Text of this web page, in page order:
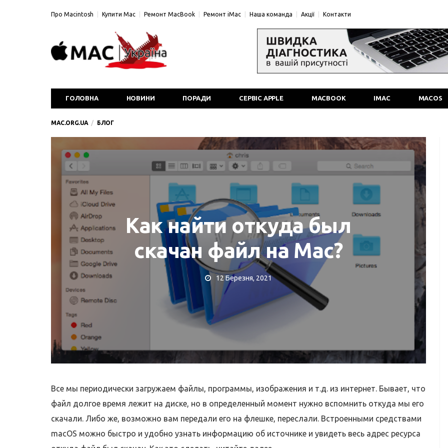
Про Macintosh Купити Mac Ремонт MacBook Ремонт iMac Наша команда Акції Контакти
ГОЛОВНА НОВИНИ ПОРАДИ СЕРВІС APPLE MACBOOK IMAC MACOS
MAC.ORG.UA БЛОГ
Как найти откуда был
скачан файл на Mac?
12 Березня, 2021
Все мы периодически загружаем файлы, программы, изображения и т.д. из интернет. Бывает, что
файл долгое время лежит на диске, но в определенный момент нужно вспомнить откуда мы его
скачали. Либо же, возможно вам передали его на флешке, переслали. Встроенными средствами
macOS можно быстро и удобно узнать информацию об источнике и увидеть весь адрес ресурса
КОРИСНІ ПОРАДИ ТА ОГЛЯДИ
Де купити MacBook?